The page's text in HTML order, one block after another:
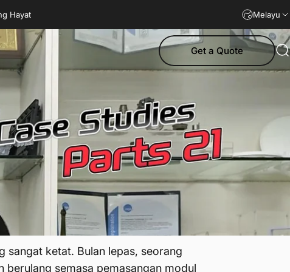
Hayat Melayu
Get a Quote
sangat ketat. Bulan lepas, seorang
semasa pemasangan modul